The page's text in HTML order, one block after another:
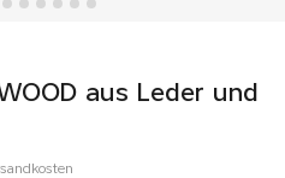
aus Leder und